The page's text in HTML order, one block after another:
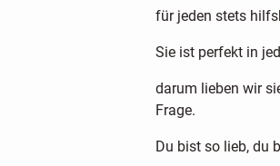
für jeden stets
Sie ist perfekt in
darum lieben wir
Frage.
Du bist so lieb, du